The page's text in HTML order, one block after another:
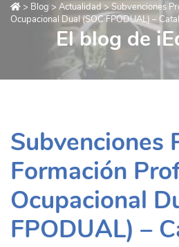
> Blog > Actualidad>Subvenciones
Ocupacional Dual (SOC FPODUAL) –
El blog de
Subvenciones
Formación
Ocupacional
FPODUAL) –